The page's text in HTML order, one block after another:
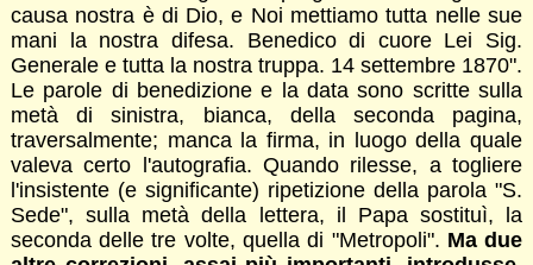
causa nostra è di Dio, e Noi mettiamo tutta nelle sue
mani la nostra difesa. Benedico di cuore Lei Sig.
Generale e tutta la nostra truppa. 14 settembre 1870".
Le parole di benedizione e la data sono scritte sulla
metà di sinistra, bianca, della seconda pagina,
traversalmente; manca la firma, in luogo della quale
valeva certo l'autografia. Quando rilesse, a togliere
l'insistente (e significante) ripetizione della parola "S.
Sede", sulla metà della lettera, il Papa sostituì, la
seconda delle tre volte, quella di "Metropoli". Ma due